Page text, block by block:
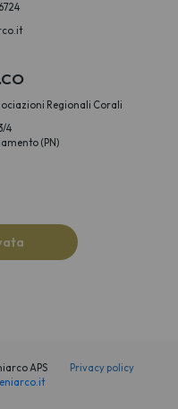
Regionali Corali
4
(PN)
APS
Privacy policy